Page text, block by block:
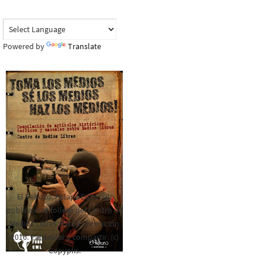
Powered by Translate
El Rebozo, Palapa Editorial,
publica este folleto del Centro de
Medios Libres. Esta es la edición
2016. Para rolar y compartir. (c)
Copyplis.